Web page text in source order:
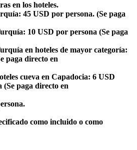
en los hoteles.
45 USD por persona. (Se paga
10 USD por persona (Se paga
en hoteles de mayor categoría:
paga directo en
cueva en Capadocia: 6 USD
(Se paga directo en
como incluido o como